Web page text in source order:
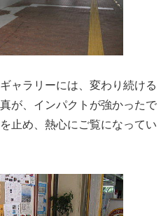
ャラリーには、変わり続ける
が、インパクトが強かったで
止め、熱心にご覧になってい